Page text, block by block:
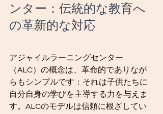
ンター：伝統的な教育へ
の革新的な対応
アジャイルラーニングセンター
（ALC）の概念は、革命的でありなが
らもシンプルです：それは子供たちに
自分自身の学びを主導する力を与えま
す。ALCのモデルは信頼に根ざしてい